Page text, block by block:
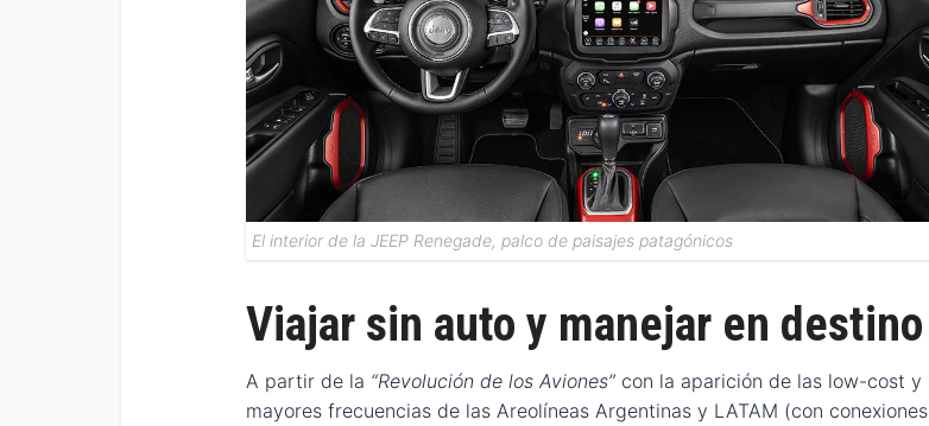
El interior de la JEEP Renegade, palco de paisajes patagónicos
Viajar sin auto y manejar en destino
A partir de la “Revolución de los Aviones” con la aparición de las low-cost y
mayores frecuencias de las Areolíneas Argentinas y LATAM (con conexiones